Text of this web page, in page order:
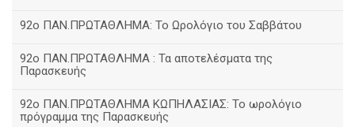
92ο ΠΑΝ.ΠΡΩΤΑΘΛΗΜΑ: Το Ωρολόγιο του Σαββάτου
92ο ΠΑΝ.ΠΡΩΤΑΘΛΗΜΑ : Τα αποτελέσματα της
Παρασκευής
92o ΠΑΝ.ΠΡΩΤΑΘΛΗΜΑ ΚΩΠΗΛΑΣΙΑΣ: Το ωρολόγιο
πρόγραμμα της Παρασκευής